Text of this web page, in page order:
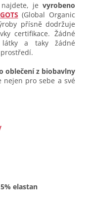
je vyrobeno
GOTS (Global Organic
přísně dodržuje
certifikace. Žádné
látky a taky žádné
oblečení z biobavlny
pro sebe a své
elastan